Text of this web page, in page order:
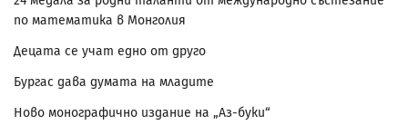
по математика в Монголия
Децата се учат едно от друго
Бургас дава думата на младите
Ново монографично издание на „Аз-буки“